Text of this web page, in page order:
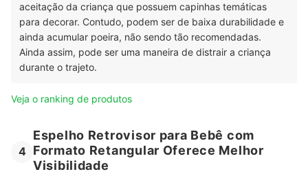
aceitação da criança que possuem capinhas temáticas
para decorar. Contudo, podem ser de baixa durabilidade e
ainda acumular poeira, não sendo tão recomendadas.
Ainda assim, pode ser uma maneira de distrair a criança
durante o trajeto.
Veja o ranking de produtos
4
Espelho Retrovisor para Bebê com
Formato Retangular Oferece Melhor
Visibilidade